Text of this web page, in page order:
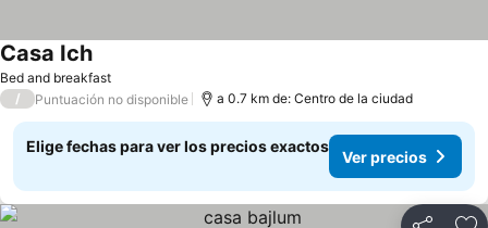
Bed and breakfast
Casa Ich
/ Puntuación no disponible a 0.7 km de: Centro de la ciudad
Elige fechas para ver los precios exactos
Ver precios